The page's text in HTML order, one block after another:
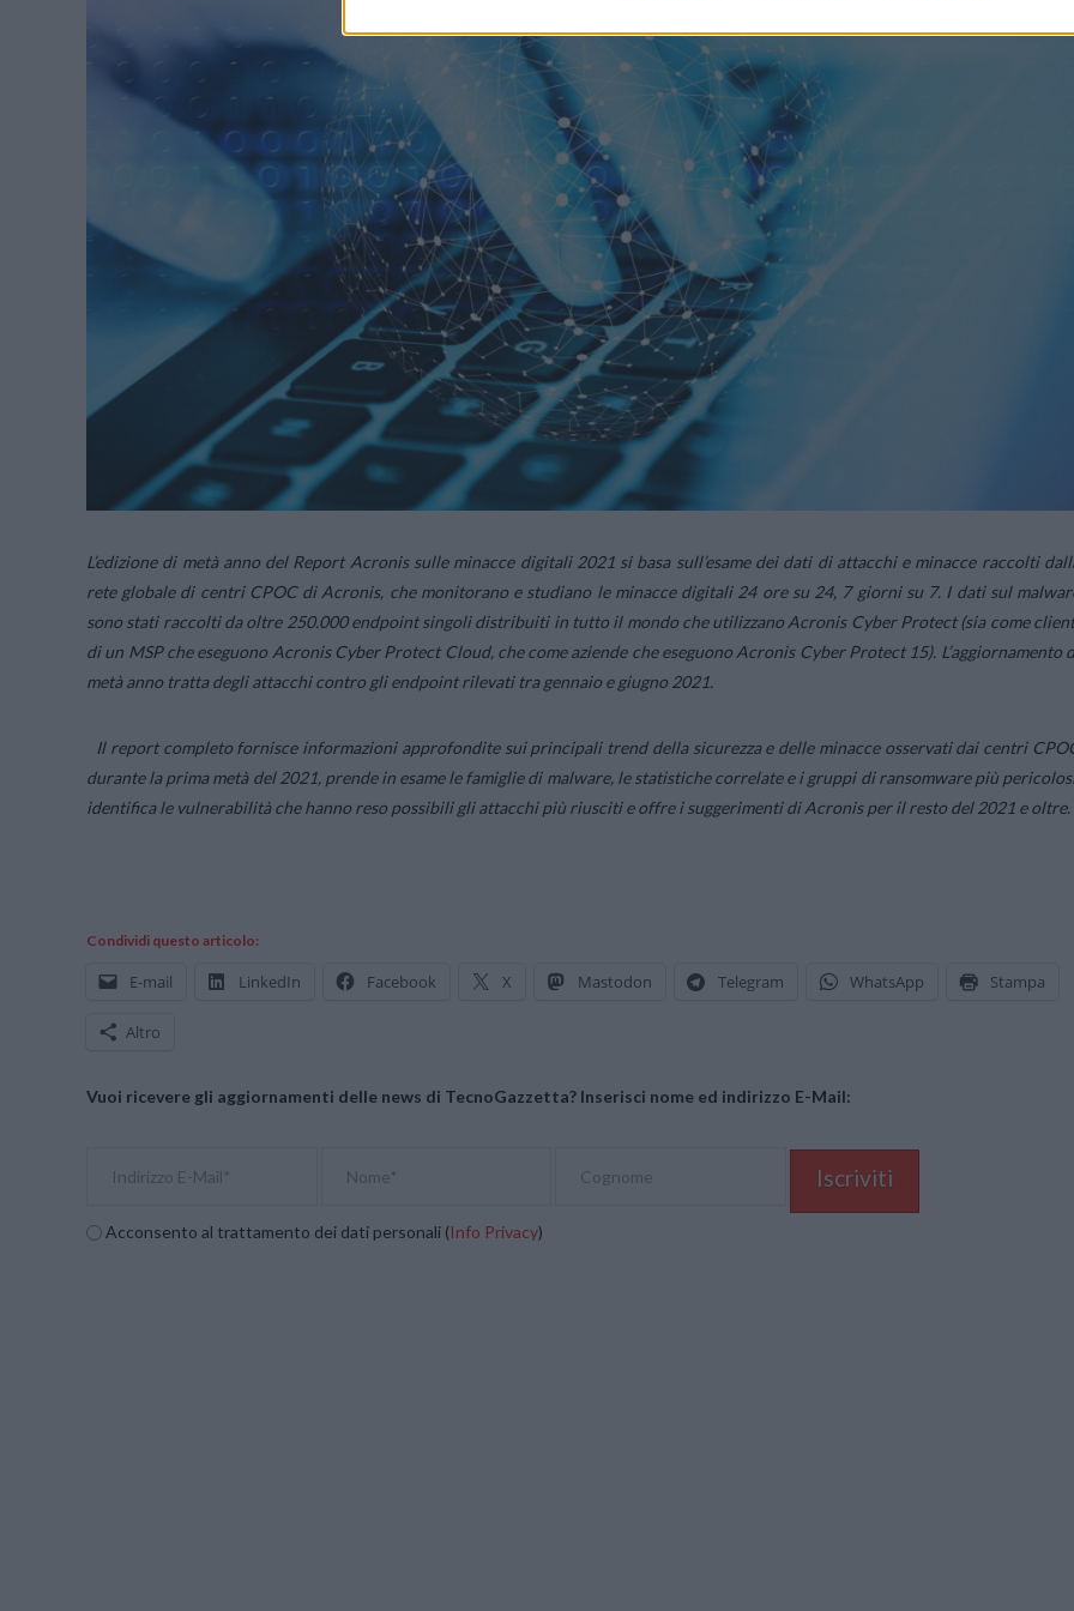
L’edizione di metà anno del Report Acronis sulle minacce digitali 2021 si basa sull’esame dei dati di attacchi e minacce raccolti
rete globale di centri CPOC di Acronis, che monitorano e studiano le minacce digitali 24 ore su 24, 7 giorni su 7. I dati sul
sono stati raccolti da oltre 250.000 endpoint singoli distribuiti in tutto il mondo che utilizzano Acronis Cyber Protect (sia come
di un MSP che eseguono Acronis Cyber Protect Cloud, che come aziende che eseguono Acronis Cyber Protect 15). L’aggiornamento
metà anno tratta degli attacchi contro gli endpoint rilevati tra gennaio e giugno 2021.
Il report completo fornisce informazioni approfondite sui principali trend della sicurezza e delle minacce osservati dai centri
durante la prima metà del 2021, prende in esame le famiglie di malware, le statistiche correlate e i gruppi di ransomware più
identifica le vulnerabilità che hanno reso possibili gli attacchi più riusciti e offre i suggerimenti di Acronis per il resto del 2021 e oltre.
Condividi questo articolo:
E-mail LinkedIn Facebook X Mastodon Telegram WhatsApp Stampa
Altro
Vuoi ricevere gli aggiornamenti delle news di TecnoGazzetta? Inserisci nome ed indirizzo E-Mail:
Acconsento al trattamento dei dati personali (Info Privacy)